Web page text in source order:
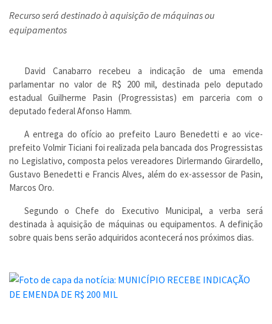
Recurso será destinado à aquisição de máquinas ou
equipamentos
David Canabarro recebeu a indicação de uma emenda
parlamentar no valor de R$ 200 mil, destinada pelo deputado
estadual Guilherme Pasin (Progressistas) em parceria com o
deputado federal Afonso Hamm.
A entrega do ofício ao prefeito Lauro Benedetti e ao vice-
prefeito Volmir Ticiani foi realizada pela bancada dos Progressistas
no Legislativo, composta pelos vereadores Dirlermando Girardello,
Gustavo Benedetti e Francis Alves, além do ex-assessor de Pasin,
Marcos Oro.
Segundo o Chefe do Executivo Municipal, a verba será
destinada à aquisição de máquinas ou equipamentos. A definição
sobre quais bens serão adquiridos acontecerá nos próximos dias.